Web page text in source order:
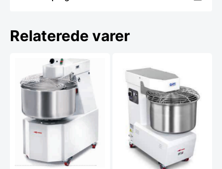
Relaterede varer